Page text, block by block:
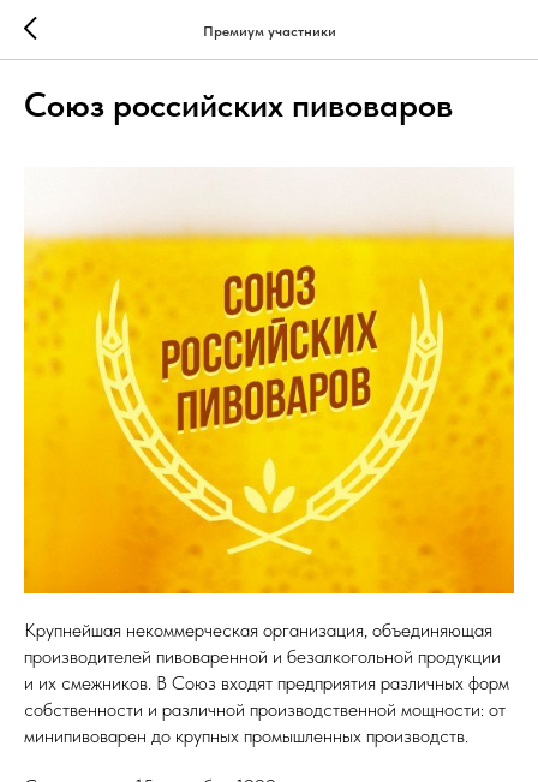
Премиум участники
Союз российских пивоваров
Крупнейшая некоммерческая организация, объединяющая
производителей пивоваренной и безалкогольной продукции
и их смежников. В Союз входят предприятия различных форм
собственности и различной производственной мощности: от
минипивоварен до крупных промышленных производств.